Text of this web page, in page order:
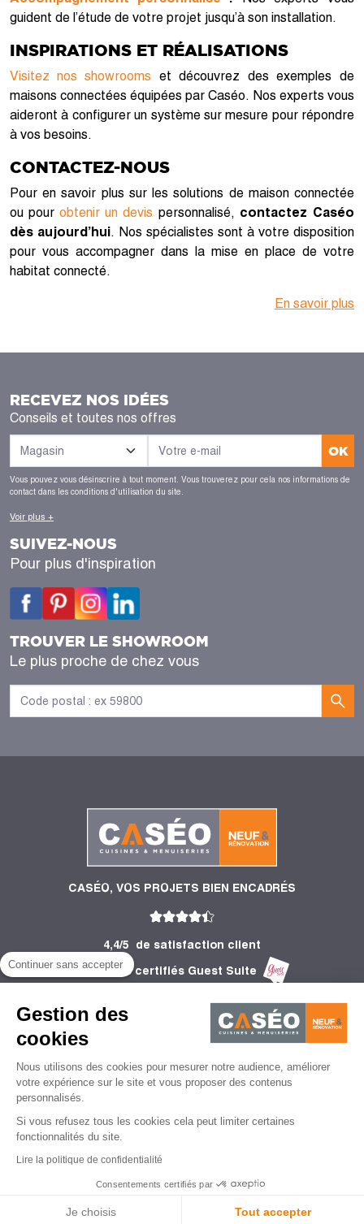
Continuer sans accepter
Gestion des
cookies
Nous utilisons des cookies pour mesurer notre audience, améliorer
votre expérience sur le site et vous proposer des contenus
personnalisés.
Si vous refusez tous les cookies cela peut limiter certaines
fonctionnalités du site.
Lire la politique de confidentialité
Consentements certifiés par
Je choisis Tout accepter
guident de l’étude de votre projet jusqu’à son installation.
INSPIRATIONS ET RÉALISATIONS
Visitez nos showrooms et découvrez des exemples de
maisons connectées équipées par Caséo. Nos experts vous
aideront à configurer un système sur mesure pour répondre
à vos besoins.
CONTACTEZ-NOUS
Pour en savoir plus sur les solutions de maison connectée
ou pour obtenir un devis personnalisé, contactez Caséo
dès aujourd’hui. Nos spécialistes sont à votre disposition
pour vous accompagner dans la mise en place de votre
habitat connecté.
En savoir plus
RECEVEZ NOS IDÉES
Conseils et toutes nos offres
OK
Vous pouvez vous désinscrire à tout moment. Vous trouverez pour cela nos informations de
contact dans les conditions d'utilisation du site.
Voir plus +
SUIVEZ-NOUS
Pour plus d'inspiration
TROUVER LE SHOWROOM
Le plus proche de chez vous
CASÉO, VOS PROJETS BIEN ENCADRÉS
4,4/5
de satisfaction client
2 752 Avis certifiés Guest Suite
INFORMATIONS
CONSEILS
Mentions légales
Politique de protection des données personnelles
© Caséo - 2026 | Agence de création de site web - Lemon Interactive